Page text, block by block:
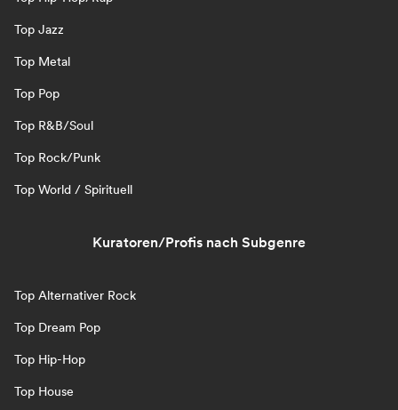
Top Jazz
Top Metal
Top Pop
Top R&B/Soul
Top Rock/Punk
Top World / Spirituell
Kuratoren/Profis nach Subgenre
Top Alternativer Rock
Top Dream Pop
Top Hip-Hop
Top House